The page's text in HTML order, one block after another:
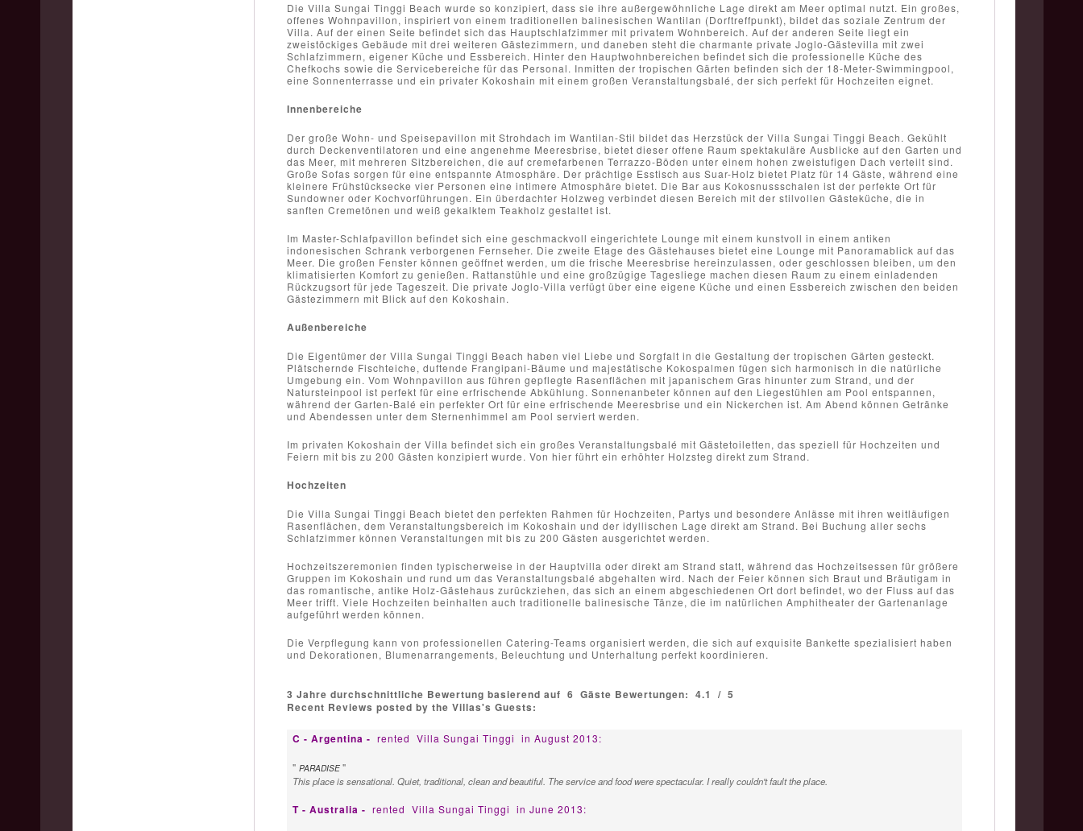
Die Villa Sungai Tinggi Beach wurde so konzipiert, dass sie ihre außergewöhnliche Lage direkt am Meer optimal nutzt. Ein großes,
offenes Wohnpavillon, inspiriert von einem traditionellen balinesischen Wantilan (Dorftreffpunkt), bildet das soziale Zentrum der
Villa. Auf der einen Seite befindet sich das Hauptschlafzimmer mit privatem Wohnbereich. Auf der anderen Seite liegt ein
zweistöckiges Gebäude mit drei weiteren Gästezimmern, und daneben steht die charmante private Joglo-Gästevilla mit zwei
Schlafzimmern, eigener Küche und Essbereich. Hinter den Hauptwohnbereichen befindet sich die professionelle Küche des
Chefkochs sowie die Servicebereiche für das Personal. Inmitten der tropischen Gärten befinden sich der 18-Meter-Swimmingpool,
eine Sonnenterrasse und ein privater Kokoshain mit einem großen Veranstaltungsbalé, der sich perfekt für Hochzeiten eignet.
Innenbereiche
Der große Wohn- und Speisepavillon mit Strohdach im Wantilan-Stil bildet das Herzstück der Villa Sungai Tinggi Beach. Gekühlt
durch Deckenventilatoren und eine angenehme Meeresbrise, bietet dieser offene Raum spektakuläre Ausblicke auf den Garten und
das Meer, mit mehreren Sitzbereichen, die auf cremefarbenen Terrazzo-Böden unter einem hohen zweistufigen Dach verteilt sind.
Große Sofas sorgen für eine entspannte Atmosphäre. Der prächtige Esstisch aus Suar-Holz bietet Platz für 14 Gäste, während eine
kleinere Frühstücksecke vier Personen eine intimere Atmosphäre bietet. Die Bar aus Kokosnussschalen ist der perfekte Ort für
Sundowner oder Kochvorführungen. Ein überdachter Holzweg verbindet diesen Bereich mit der stilvollen Gästeküche, die in
sanften Cremetönen und weiß gekalktem Teakholz gestaltet ist.
Im Master-Schlafpavillon befindet sich eine geschmackvoll eingerichtete Lounge mit einem kunstvoll in einem antiken
indonesischen Schrank verborgenen Fernseher. Die zweite Etage des Gästehauses bietet eine Lounge mit Panoramablick auf das
Meer. Die großen Fenster können geöffnet werden, um die frische Meeresbrise hereinzulassen, oder geschlossen bleiben, um den
klimatisierten Komfort zu genießen. Rattanstühle und eine großzügige Tagesliege machen diesen Raum zu einem einladenden
Rückzugsort für jede Tageszeit. Die private Joglo-Villa verfügt über eine eigene Küche und einen Essbereich zwischen den beiden
Gästezimmern mit Blick auf den Kokoshain.
Außenbereiche
Die Eigentümer der Villa Sungai Tinggi Beach haben viel Liebe und Sorgfalt in die Gestaltung der tropischen Gärten gesteckt.
Plätschernde Fischteiche, duftende Frangipani-Bäume und majestätische Kokospalmen fügen sich harmonisch in die natürliche
Umgebung ein. Vom Wohnpavillon aus führen gepflegte Rasenflächen mit japanischem Gras hinunter zum Strand, und der
Natursteinpool ist perfekt für eine erfrischende Abkühlung. Sonnenanbeter können auf den Liegestühlen am Pool entspannen,
während der Garten-Balé ein perfekter Ort für eine erfrischende Meeresbrise und ein Nickerchen ist. Am Abend können Getränke
und Abendessen unter dem Sternenhimmel am Pool serviert werden.
Im privaten Kokoshain der Villa befindet sich ein großes Veranstaltungsbalé mit Gästetoiletten, das speziell für Hochzeiten und
Feiern mit bis zu 200 Gästen konzipiert wurde. Von hier führt ein erhöhter Holzsteg direkt zum Strand.
Hochzeiten
Die Villa Sungai Tinggi Beach bietet den perfekten Rahmen für Hochzeiten, Partys und besondere Anlässe mit ihren weitläufigen
Rasenflächen, dem Veranstaltungsbereich im Kokoshain und der idyllischen Lage direkt am Strand. Bei Buchung aller sechs
Schlafzimmer können Veranstaltungen mit bis zu 200 Gästen ausgerichtet werden.
Hochzeitszeremonien finden typischerweise in der Hauptvilla oder direkt am Strand statt, während das Hochzeitsessen für größere
Gruppen im Kokoshain und rund um das Veranstaltungsbalé abgehalten wird. Nach der Feier können sich Braut und Bräutigam in
das romantische, antike Holz-Gästehaus zurückziehen, das sich an einem abgeschiedenen Ort dort befindet, wo der Fluss auf das
Meer trifft. Viele Hochzeiten beinhalten auch traditionelle balinesische Tänze, die im natürlichen Amphitheater der Gartenanlage
aufgeführt werden können.
Die Verpflegung kann von professionellen Catering-Teams organisiert werden, die sich auf exquisite Bankette spezialisiert haben
und Dekorationen, Blumenarrangements, Beleuchtung und Unterhaltung perfekt koordinieren.
3 Jahre durchschnittliche Bewertung basierend auf 6 Gäste Bewertungen: 4.1 / 5
Recent Reviews posted by the Villas's Guests:
C - Argentina - rented Villa Sungai Tinggi in August 2013:
" PARADISE "
This place is sensational. Quiet, traditional, clean and beautiful. The service and food were spectacular. I really couldn't fault the place.
T - Australia - rented Villa Sungai Tinggi in June 2013: